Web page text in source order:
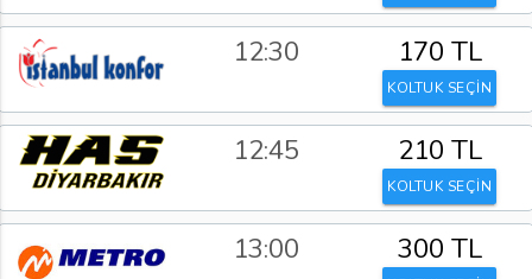
12:30 170 TL
KOLTUK SEÇİN
12:45 210 TL
KOLTUK SEÇİN
13:00 300 TL